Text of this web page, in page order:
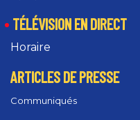
TÉLÉVISION EN DIRECT
Horaire
ARTICLES DE PRESSE
Communiqués